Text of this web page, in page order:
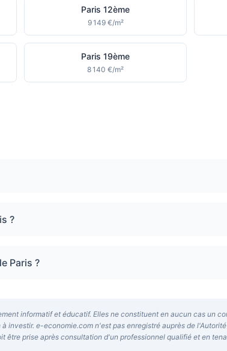
Paris 12ème
9 149 €/m²
Paris 19ème
8 140 €/m²
?
Paris ?
informatif et éducatif. Elles ne constituent en aucun cas un
e-economie.com n'est pas enregistré auprès de
être prise après consultation d'un professionnel qualifié et en